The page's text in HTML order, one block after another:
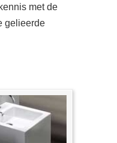
met de
gelieerde